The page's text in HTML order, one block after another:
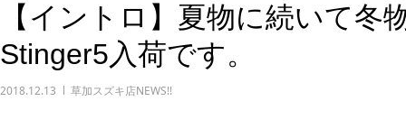
【イントロ】夏物に続いて冬
Stinger5入荷です。
2018.12.13 草加スズキ店NEWS!!